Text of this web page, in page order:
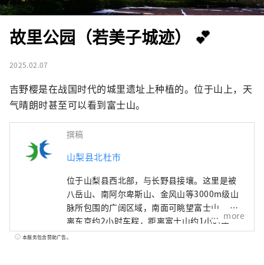
故里公园（若美子城迹） 💕
2025.02.07
吉野樱是在战国时代的城里遗址上种植的。位于山上，天
气晴朗时甚至可以看到富士山。
撰稿
山梨县北杜市
位于山梨县西北部，与长野县接壤。这里是被
八岳山、南阿尔卑斯山、金风山等3000m级山
脉所包围的广阔区域，南面可眺望富士山。 距
离东京约2小时车程，距离富士山约1小时车
程，距离松本约1小时车程，由于交通便利，全
more
本服务包含赞助广告。